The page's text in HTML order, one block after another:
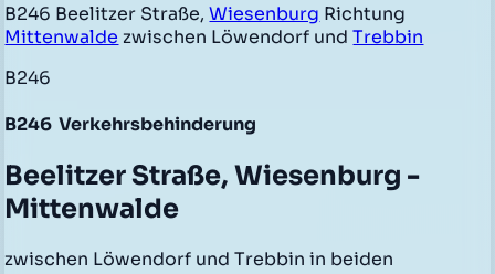
B246 Beelitzer Straße,Wiesenburg Richtung
Mittenwalde zwischen Löwendorf undTrebbin
B246
B246 Verkehrsbehinderung
Beelitzer Straße, Wiesenburg -
Mittenwalde
zwischen Löwendorf und Trebbin in beiden